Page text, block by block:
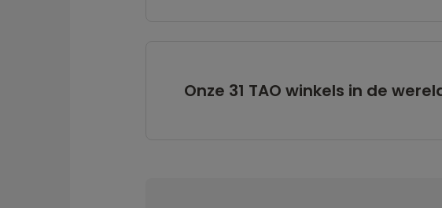
Onze 31 TAO winkels in de